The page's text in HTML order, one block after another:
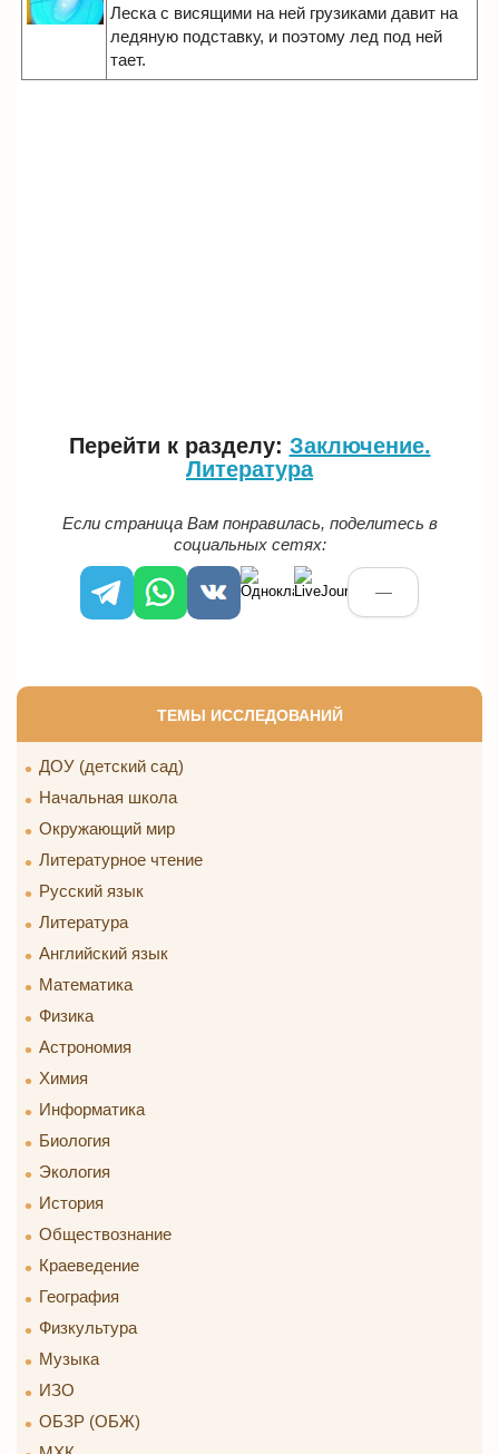
ТЕМЫ ИССЛЕДОВАНИЙ
ДОУ (детский сад)
Начальная школа
Окружающий мир
Литературное чтение
Русский язык
Литература
Английский язык
Математика
Физика
Астрономия
Химия
Информатика
Биология
Экология
История
Обществознание
Краеведение
География
Физкультура
Музыка
ИЗО
ОБЗР (ОБЖ)
Леска с висящими на ней грузиками давит на
ледяную подставку, и поэтому лед под ней
тает.
Перейти к разделу: Заключение.
Литература
Если страница Вам понравилась, поделитесь в
социальных сетях:
—